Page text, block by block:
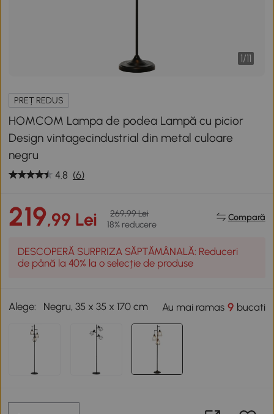
1/11
PREȚ REDUS
HOMCOM Lampa de podea Lampă cu picior
Design vintagecindustrial din metal culoare
negru
4.8 (6)
219,99 Lei
269,99 Lei
18% reducere
Compară
DESCOPERĂ SURPRIZA SĂPTĂMÂNALĂ: Reduceri
de până la 40% la o selecție de produse
Alege: Negru, 35 x 35 x 170 cm Au mai ramas9 bucati